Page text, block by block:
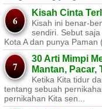
Kisah Cinta
Kisah ini benar-
sendiri. Sebut
Kota A dan punya Paman
30 Arti Mimpi
Mantan, Pacar,
Ketika Kita tidur
tentang sebuah
pernikahan Kita sen...